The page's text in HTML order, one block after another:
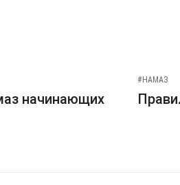
начинающих
#НАМАЗ